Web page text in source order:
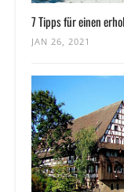
7 Tipps für einen
JAN 26, 2021